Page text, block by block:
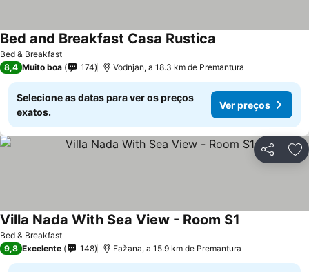
Bed & Breakfast
Bed and Breakfast Casa Rustica
8,4 Muito boa 174 Vodnjan, a 18.3 km de Premantura
Selecione as datas para ver os preços
exatos.
Ver preços
Partilhar
Bed & Breakfast
Villa Nada With Sea View - Room S1
9,8 Excelente 148 Fažana, a 15.9 km de Premantura